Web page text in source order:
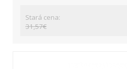
Stará cena:
31,57€